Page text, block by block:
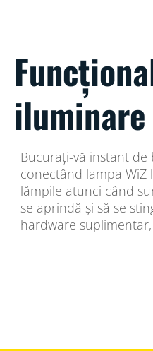
Bucurați-vă instant
conectând lampa WiZ
lămpile atunci când
se aprindă și să se
hardware